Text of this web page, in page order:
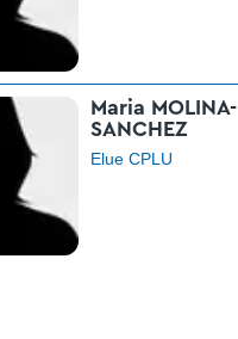
Maria MOLINA-
SANCHEZ
Elue CPLU